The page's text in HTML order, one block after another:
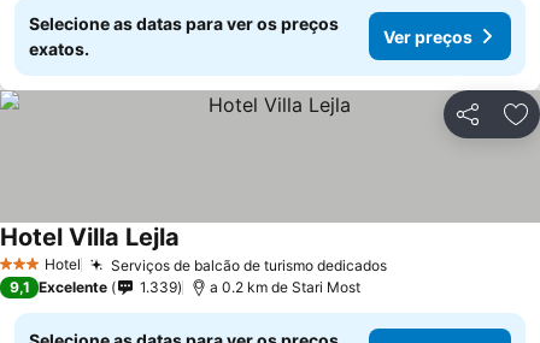
Selecione as datas para ver os preços
exatos.
Ver preços
Partilhar
3 EstrelasHotel Serviços de balcão de turismo dedicadosVer preços
Hotel Villa Lejla
9,1 Excelente 1.339 a 0.2 km de Stari Most